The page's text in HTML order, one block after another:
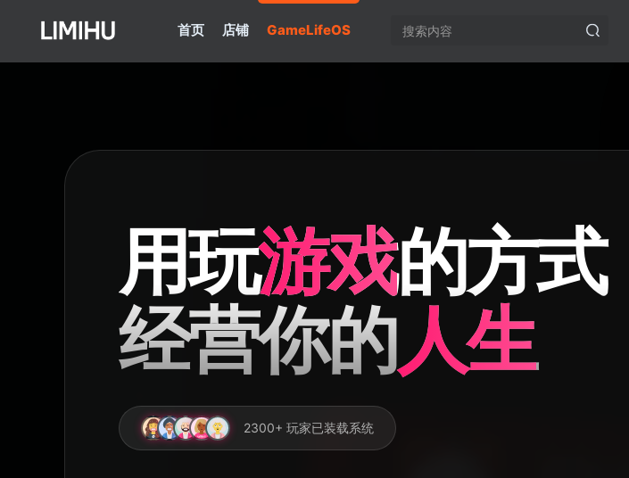
首页 店铺 GameLifeOS
用玩游戏的方式
经营你的人生
2300+ 玩家已装载系统